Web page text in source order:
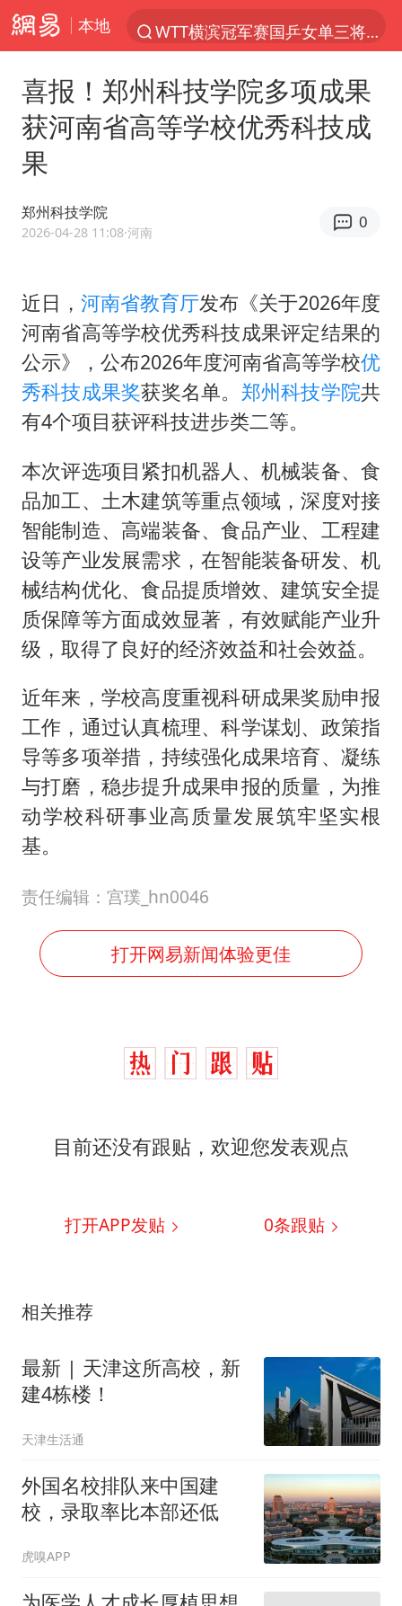
本地
日本发布排名：“中国第一，美日德韩英法居后”
微信又有新功能，你可以“撤回”你的撤回了！
情侣在平潭拍日出时坠崖致一死一伤
《欢迎来龙餐馆》口碑
检测列车撞人致11死2伤 涉事单位被罚
泰国初中生饮弹自尽前开了26枪
酒店花洒现排泄物住客索赔遭拒
36岁男演员成景区NPC后人气爆棚
身体出现这几个信号可能是肝在求救
宇树王兴兴被问了360多个问题
全民健身事业高质量发展
上四休三，但降薪1000元，你接受吗？
乐享全民健身 共筑健康中国
喜报！郑州科技学院多项成果
获河南省高等学校优秀科技成
果
郑州科技学院
2026-04-28 11:08·河南
0
近日， 河南省教育厅发布《关于2026年度
河南省高等学校优秀科技成果评定结果的
公示》，公布2026年度河南省高等学校优
秀科技成果奖获奖名单。 郑州科技学院共
有4个项目获评科技进步类二等。
本次评选项目紧扣机器人、机械装备、食
品加工、土木建筑等重点领域，深度对接
智能制造、高端装备、食品产业、工程建
设等产业发展需求，在智能装备研发、机
械结构优化、食品提质增效、建筑安全提
质保障等方面成效显著，有效赋能产业升
级，取得了良好的经济效益和社会效益。
近年来，学校高度重视科研成果奖励申报
工作，通过认真梳理、科学谋划、政策指
导等多项举措，持续强化成果培育、凝练
与打磨，稳步提升成果申报的质量，为推
动学校科研事业高质量发展筑牢坚实根
基。
责任编辑：宫璞_hn0046
打开网易新闻体验更佳
目前还没有跟贴，欢迎您发表观点
打开APP发贴 0条跟贴
相关推荐
最新 | 天津这所高校，新
建4栋楼！
天津生活通
外国名校排队来中国建
校，录取率比本部还低
虎嗅APP